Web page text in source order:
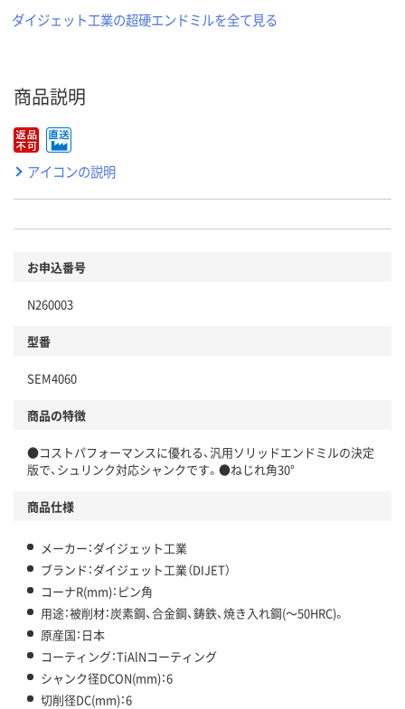
ダイジェット工業の超硬エンドミルを全て見る
商品説明
アイコンの説明
お申込番号
N260003
型番
SEM4060
商品の特徴
●コストパフォーマンスに優れる、汎用ソリッドエンドミルの決定
版で、シュリンク対応シャンクです。●ねじれ角30°
商品仕様
メーカー：ダイジェット工業
ブランド：ダイジェット工業（DIJET）
コーナR(mm)：ピン角
用途：被削材：炭素鋼、合金鋼、鋳鉄、焼き入れ鋼(～50HRC)。
原産国：日本
コーティング：TiAlNコーティング
シャンク径DCON(mm)：6
切削径DC(mm)：6